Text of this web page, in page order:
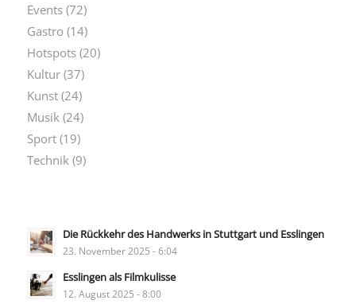
Events(72)
Gastro (14)
Hotspots(20)
Kultur(37)
Kunst(24)
Musik (24)
Sport(19)
Technik (9)
Die Rückkehr des Handwerks in Stuttgart und Esslingen
23. November 2025 - 6:04
Esslingen als Filmkulisse
12. August 2025 - 8:00